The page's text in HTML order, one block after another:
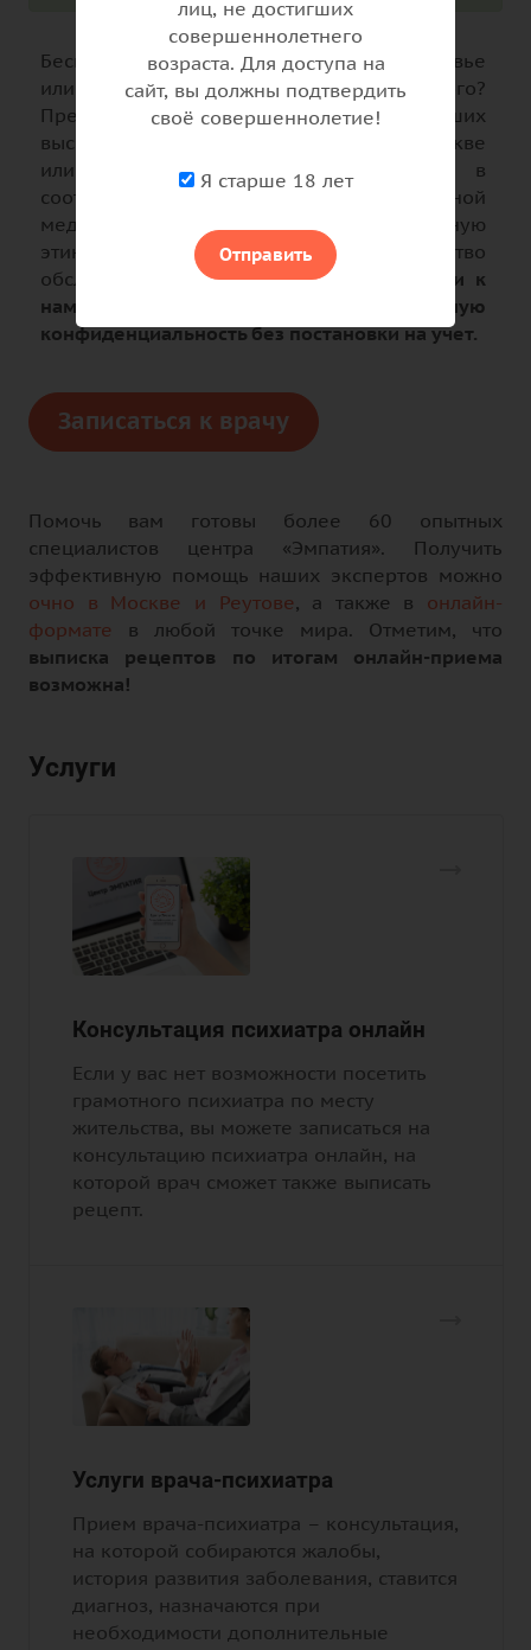
Беспокоитесь о своем психическом здоровье
или психическом состоянии своего близкого?
Предлагаем пройти диагностику у наших
высококвалифицированных врачей в Москве
или онлайн. Мы работаем строго в
соответствии с принципами доказательной
медицины, соблюдаем профессиональную
этику и поддерживаем высокое качество
обслуживания пациентов.При обращении к
нам гарантируем полную
конфиденциальность без постановки на учет.
Записаться к врачу
Помочь вам готовы более 60 опытных
специалистов центра «Эмпатия». Получить
эффективную помощь наших экспертов можно
очно в Москве и Реутове, а также в онлайн-
формате в любой точке мира. Отметим, что
выписка рецептов по итогам онлайн-приема
возможна!
Услуги
Консультация психиатра онлайн
Если у вас нет возможности посетить
грамотного психиатра по месту
жительства, вы можете записаться на
консультацию психиатра онлайн, на
которой врач сможет также выписать
рецепт.
Услуги врача-психиатра
Прием врача-психиатра – консультация,
на которой собираются жалобы,
история развития заболевания, ставится
диагноз, назначаются при
необходимости дополнительные
лиц, не достигших
совершеннолетнего
возраста. Для доступа на
сайт, вы должны подтвердить
своё совершеннолетие!
Я старше 18 лет
Отправить